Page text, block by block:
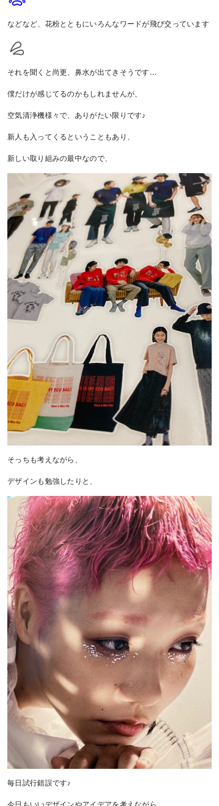
などなど、花粉とともにいろんなワードが飛び交っています
それを聞くと尚更、鼻水が出てきそうです…
僕だけが感じてるのかもしれませんが、
空気清浄機様々で、ありがたい限りです♪
新人も入ってくるということもあり、
新しい取り組みの最中なので、
そっちも考えながら、
デザインも勉強したりと、
毎日試行錯誤です♪
今日もいいデザインやアイデアを考えながら、